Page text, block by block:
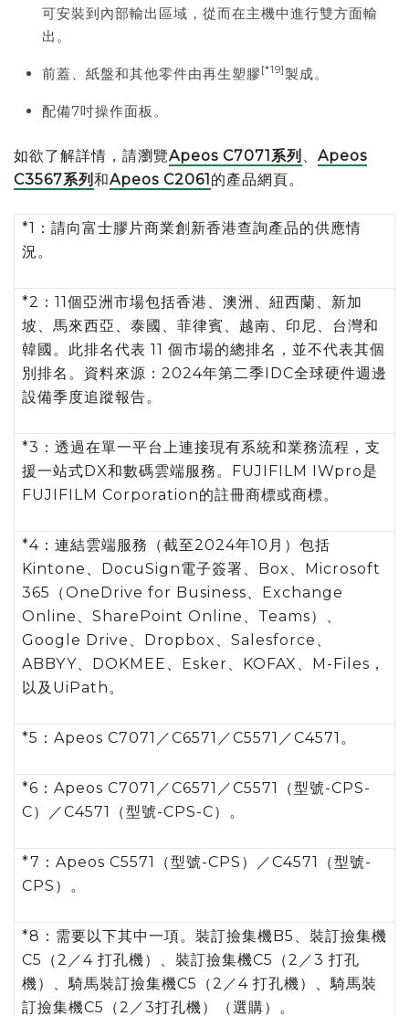
可安裝到內部輸出區域，從而在主機中進行雙方面輸
出。
前蓋、紙盤和其他零件由再生塑膠 [*19]製成。
配備7吋操作面板。
如欲了解詳情，請瀏覽Apeos C7071系列 、 Apeos
C3567系列 和Apeos C2061的產品網頁。
*1：請向富士膠片商業創新香港查詢產品的供應情
況。
*2：11個亞洲市場包括香港、澳洲、紐西蘭、新加
坡、馬來西亞、泰國、菲律賓、越南、印尼、台灣和
韓國。此排名代表 11 個市場的總排名，並不代表其個
別排名。資料來源：2024年第二季IDC全球硬件週邊
設備季度追蹤報告。
*3：透過在單一平台上連接現有系統和業務流程，支
援一站式DX和數碼雲端服務。FUJIFILM IWpro是
FUJIFILM Corporation的註冊商標或商標。
*4：連結雲端服務（截至2024年10月）包括
Kintone、DocuSign電子簽署、Box、Microsoft
365（OneDrive for Business、Exchange
Online、SharePoint Online、Teams）、
Google Drive、Dropbox、Salesforce、
ABBYY、DOKMEE、Esker、KOFAX、M-Files，
以及UiPath。
*5：Apeos C7071／C6571／C5571／C4571。
*6：Apeos C7071／C6571／C5571（型號-CPS-
C）／C4571（型號-CPS-C）。
*7：Apeos C5571（型號-CPS）／C4571（型號-
CPS）。
*8：需要以下其中一項。裝訂撿集機B5、裝訂撿集機
C5（2／4 打孔機）、裝訂撿集機C5（2／3 打孔
機）、騎馬裝訂撿集機C5（2／4 打孔機）、騎馬裝
訂撿集機C5（2／3打孔機）（選購）。